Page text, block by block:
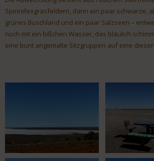
Spinnifexgrasfeldern, dann ein paar schwarze,
grünes Buschland und ein paar Salzseen –
noch mit ein bißchen Wasser, das bläulich
eine bunt angemalte Sitzgruppen auf eine